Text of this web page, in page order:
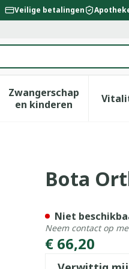
Veilige betalingen
verzorging en
voor Dieet, voeding
Zwangerschap
en kinderenToon submenu
Bota
€ 66,20
Niet
Neem contact op